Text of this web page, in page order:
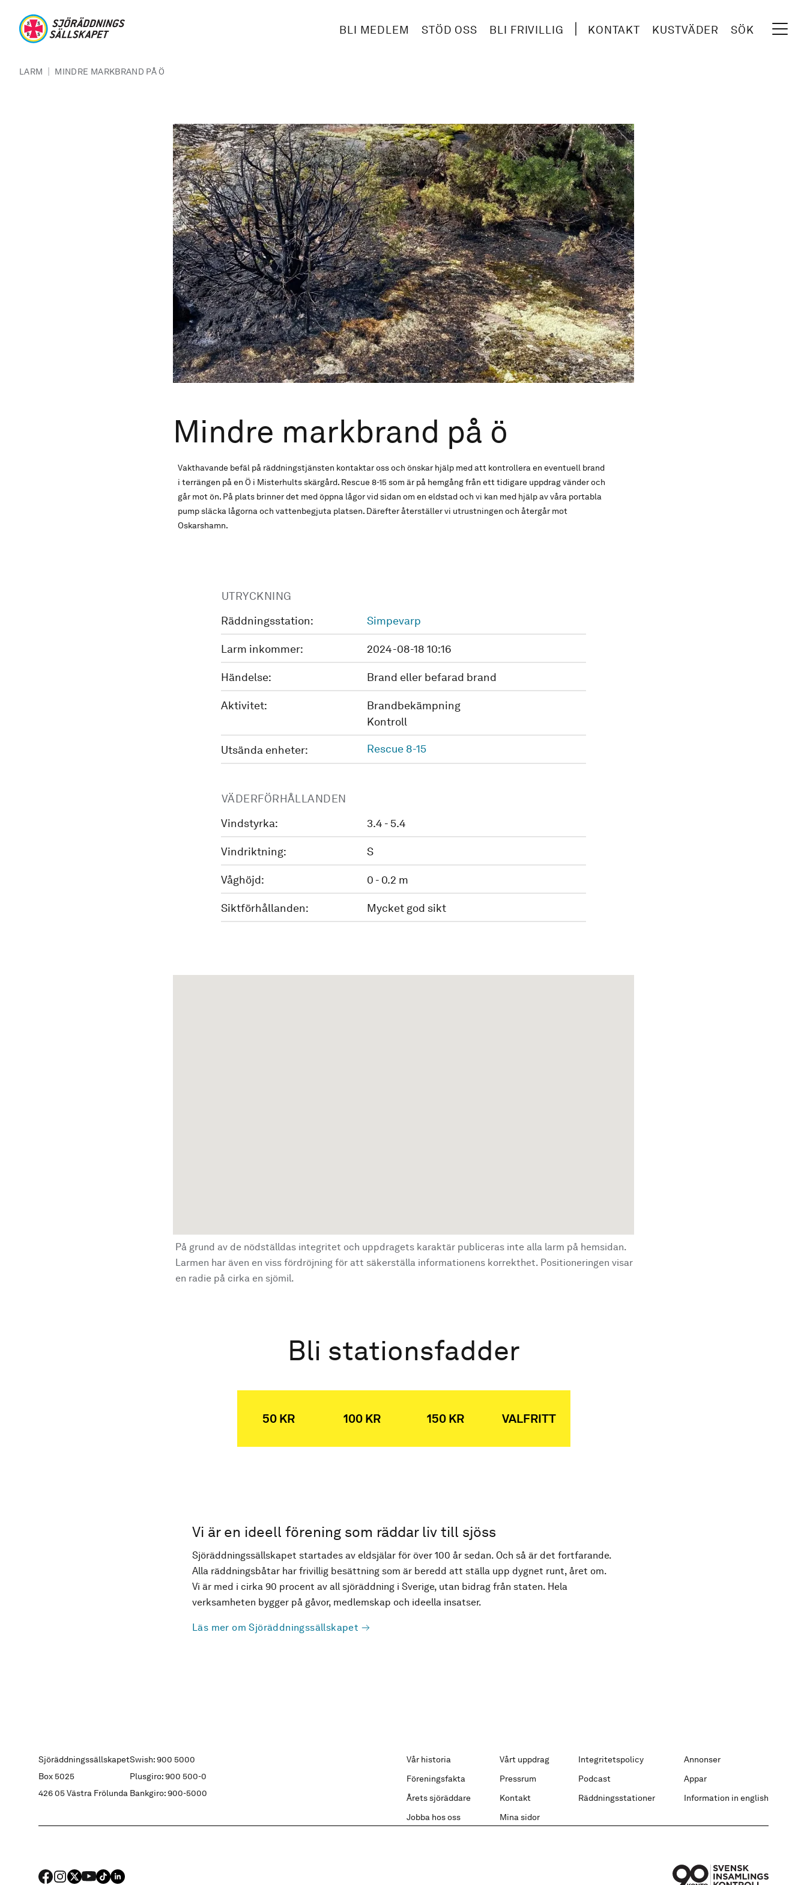
BLI MEDLEM STÖD OSS BLI FRIVILLIG KONTAKT KUSTVÄDER SÖK
LARM | MINDRE MARKBRAND PÅ Ö
Mindre markbrand på ö
Vakthavande befäl på räddningstjänsten kontaktar oss och önskar hjälp med att kontrollera en eventuell brand
i terrängen på en Ö i Misterhults skärgård. Rescue 8-15 som är på hemgång från ett tidigare uppdrag vänder och
går mot ön. På plats brinner det med öppna lågor vid sidan om en eldstad och vi kan med hjälp av våra portabla
pump släcka lågorna och vattenbegjuta platsen. Därefter återställer vi utrustningen och återgår mot
Oskarshamn.
UTRYCKNING
Räddningsstation:
Simpevarp
Larm inkommer: 2024-08-18 10:16
Händelse: Brand eller befarad brand
Aktivitet:
Brandbekämpning
Kontroll
Utsända enheter: Rescue 8-15
VÄDERFÖRHÅLLANDEN
Vindstyrka:
3.4 - 5.4
Vindriktning: S
Våghöjd: 0 - 0.2 m
Siktförhållanden: Mycket god sikt
På grund av de nödställdas integritet och uppdragets karaktär publiceras inte alla larm på hemsidan.
Larmen har även en viss fördröjning för att säkerställa informationens korrekthet. Positioneringen visar
en radie på cirka en sjömil.
Bli stationsfadder
50 KR 100 KR 150 KR VALFRITT
Vi är en ideell förening som räddar liv till sjöss
Sjöräddningssällskapet startades av eldsjälar för över 100 år sedan. Och så är det fortfarande.
Alla räddningsbåtar har frivillig besättning som är beredd att ställa upp dygnet runt, året om.
Vi är med i cirka 90 procent av all sjöräddning i Sverige, utan bidrag från staten. Hela
verksamheten bygger på gåvor, medlemskap och ideella insatser.
Läs mer om Sjöräddningssällskapet
Sjöräddningssällskapet
Box 5025
426 05 Västra Frölunda
Swish: 900 5000
Plusgiro: 900 500-0
Bankgiro: 900-5000
Vår historia Vårt uppdrag Integritetspolicy
Annonser
Föreningsfakta
Pressrum Podcast
Appar
Årets sjöräddare
Kontakt Räddningsstationer
Information in english
Jobba hos oss
Mina sidor
FACEBOOK
Instagram
X YouTube
TIKTOKLINKED IN